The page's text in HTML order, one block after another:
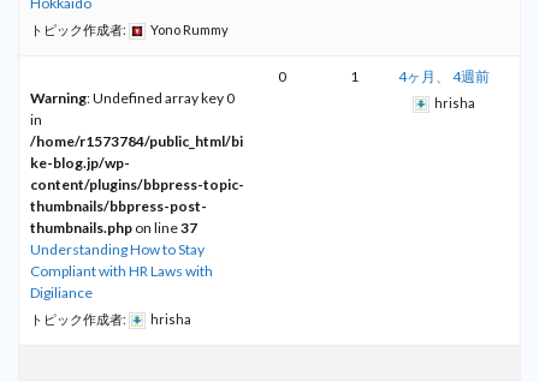
トピック作成者: Yono Rummy
Warning: Undefined array key 0
in
/home/r1573784/public_html/bi
ke-blog.jp/wp-
content/plugins/bbpress-topic-
thumbnails/bbpress-post-
thumbnails.php on line37
Understanding How to Stay
Compliant with HR Laws with
Digiliance
トピック作成者: hrisha
0 1 4ヶ月、 4週前
hrisha